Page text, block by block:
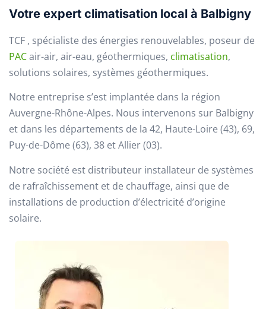
Votre expert climatisation local à Balbigny
TCF , spécialiste des énergies renouvelables, poseur de
PACair-air, air-eau, géothermiques, climatisation,
solutions solaires, systèmes géothermiques.
Notre entreprise s’est implantée dans la région
Auvergne-Rhône-Alpes. Nous intervenons sur Balbigny
et dans les départements de la 42, Haute-Loire (43), 69,
Puy-de-Dôme (63), 38 et Allier (03).
Notre société est distributeur installateur de systèmes
de rafraîchissement et de chauffage, ainsi que de
installations de production d’électricité d’origine
solaire.